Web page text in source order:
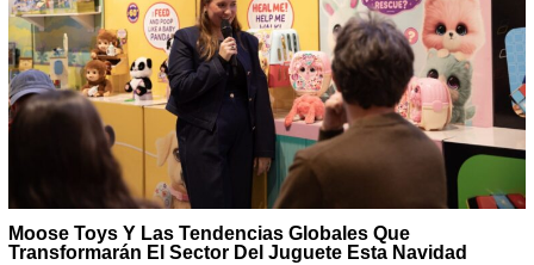
Moose Toys Y Las Tendencias Globales Que
Transformarán El Sector Del Juguete Esta Navidad